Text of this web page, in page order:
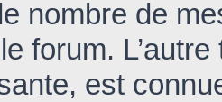
nombre de
forum.
est